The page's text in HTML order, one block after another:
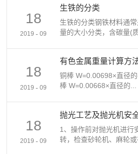
18
2019 - 09
生铁的分类
生铁的分类钢铁材料通
量的大小分类，含碳量(
18
2019 - 09
有色金属重量计算方
铜棒 W=0.00698×直径
棒 W=0.00668×直径的...
18
2019 - 09
抛光工艺及抛光机安
1、操作前对抛光机进行
转，检查砂轮机、麻轮或